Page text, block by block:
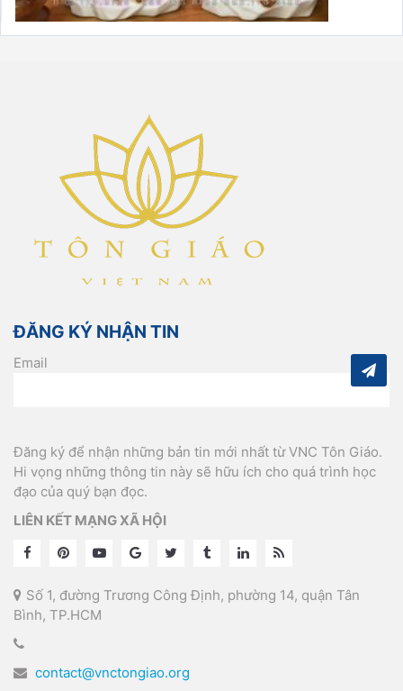
ĐĂNG KÝ NHẬN TIN
Email
Đăng ký để nhận những bản tin mới nhất từ VNC Tôn Giáo.
Hi vọng những thông tin này sẽ hữu ích cho quá trình học
đạo của quý bạn đọc.
LIÊN KẾT MẠNG XÃ HỘI
Số 1, đường Trương Công Định, phường 14, quận Tân
Bình, TP.HCM
contact@vnctongiao.org